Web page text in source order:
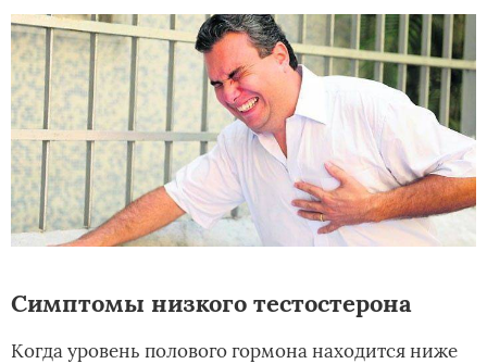
Симптомы низкого тестостерона
Когда уровень полового гормона находится ниже